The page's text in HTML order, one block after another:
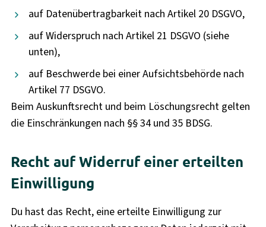
auf Datenübertragbarkeit nach Artikel 20 DSGVO,
auf Widerspruch nach Artikel 21 DSGVO (siehe
unten),
auf Beschwerde bei einer Aufsichtsbehörde nach
Artikel 77 DSGVO.
Beim Auskunftsrecht und beim Löschungsrecht gelten
die Einschränkungen nach §§ 34 und 35 BDSG.
Recht auf Widerruf einer erteilten
Einwilligung
Du hast das Recht, eine erteilte Einwilligung zur